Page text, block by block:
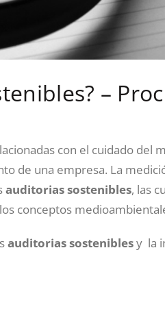
–
con el cuidado del
de una empresa. La
auditorias sostenibles, las
conceptos
auditorias sosteniblesy la